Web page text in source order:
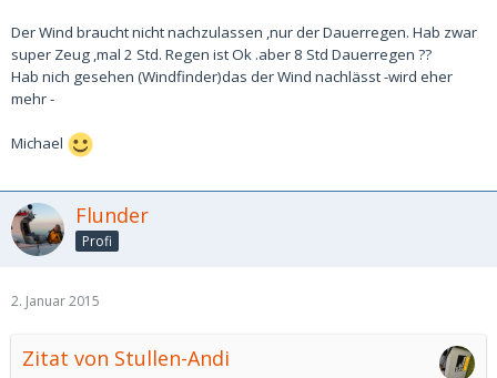
Der Wind braucht nicht nachzulassen ,nur der Dauerregen. Hab zwar
super Zeug ,mal 2 Std. Regen ist Ok .aber 8 Std Dauerregen ??
Hab nich gesehen (Windfinder)das der Wind nachlässt -wird eher
mehr -
Michael
Flunder
Profi
2. Januar 2015
Zitat von Stullen-Andi